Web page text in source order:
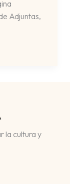
Adjuntas,
la cultura y